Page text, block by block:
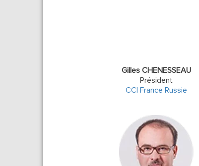
Gilles CHENESSEAU
Président
CCI France Russie